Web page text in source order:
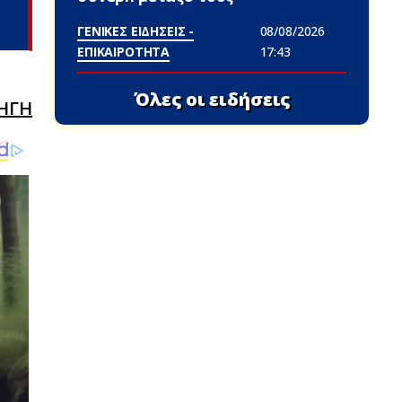
ΓΕΝΙΚΕΣ ΕΙΔΗΣΕΙΣ -
ΕΠΙΚΑΙΡΟΤΗΤΑ
08/08/2026
17:43
Όλες οι ειδήσεις